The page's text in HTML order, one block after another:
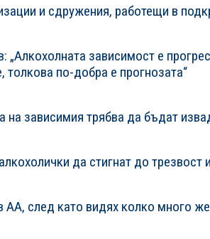
и сдружения, работещи в
зависимост е
толкова по-добра е прогнозата“
на зависимия трябва да бъдат
да стигнат до трезвост
след като видях колко много